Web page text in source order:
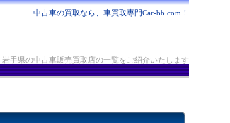
岩手県の中古車販売買取店の一覧をご紹介いたします
中古車の買取なら、車買取専門Car-bb.com！